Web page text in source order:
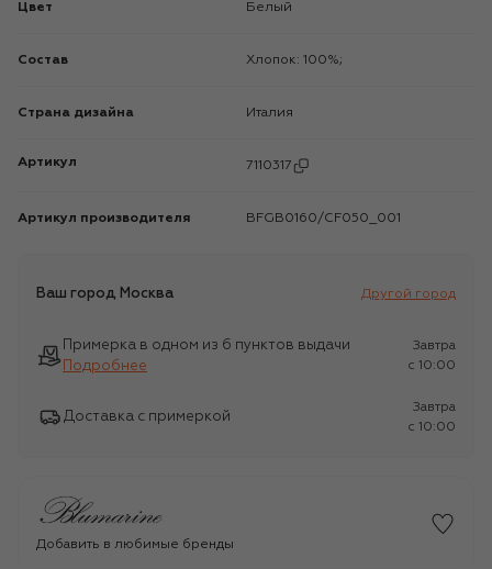
Цвет Белый
Состав Хлопок: 100%;
Страна дизайна Италия
Артикул 7110317
Артикул производителя BFGB0160/CF050_001
Ваш город Москва Другой город
Примерка в одном из 6 пунктов выдачи
Подробнее
Завтра
c 10:00
Доставка с примеркой
Завтра
c 10:00
Добавить в любимые бренды